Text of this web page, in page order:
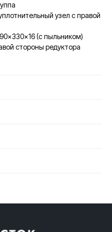
узел с правой
(с пыльником)
стороны редуктора